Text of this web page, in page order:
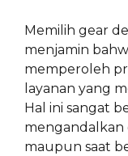
Memilih gear
menjamin
memperoleh
layanan yang
Hal ini sangat
mengandalkan
maupun saat